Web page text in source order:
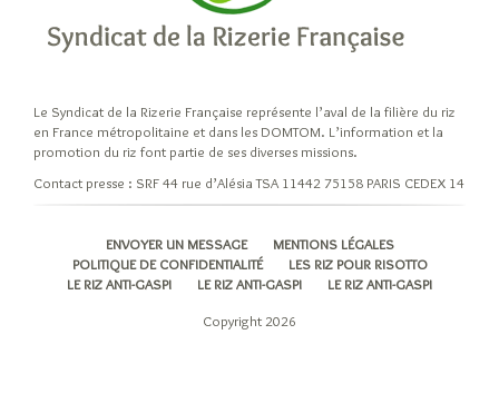
Le Syndicat de la Rizerie Française représente l’aval de la filière du riz
en France métropolitaine et dans les DOMTOM. L’information et la
promotion du riz font partie de ses diverses missions.
Contact presse : SRF 44 rue d’Alésia TSA 11442 75158 PARIS CEDEX 14
ENVOYER UN MESSAGE
MENTIONS LÉGALES
POLITIQUE DE CONFIDENTIALITÉ
LES RIZ POUR RISOTTO
LE RIZ ANTI-GASPI
LE RIZ ANTI-GASPI LE RIZ ANTI-GASPI
Copyright 2026